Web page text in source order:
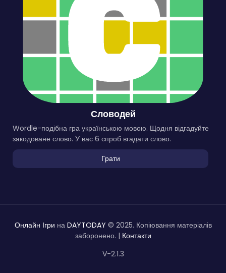
Словодей
Wordle-подібна гра українською мовою. Щодня відгадуйте
закодоване слово. У вас 6 спроб вгадати слово.
Грати
Онлайн Ігри на DAYTODAY © 2025. Копіювання матеріалів
заборонено. | Контакти
V-2.1.3